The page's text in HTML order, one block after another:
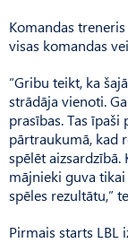
Komandas
visas komandas
“Gribu teikt, ka
strādāja vienoti.
prasības. Tas īpaši
pārtraukumā, kad
spēlēt
mājnieki guva tikai
spēles rezultātu,”
Pirmais starts LBL